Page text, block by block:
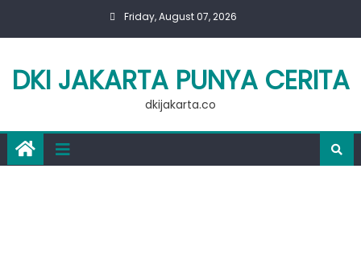
Friday, August 07, 2026
DKI JAKARTA PUNYA CERITA
dkijakarta.co